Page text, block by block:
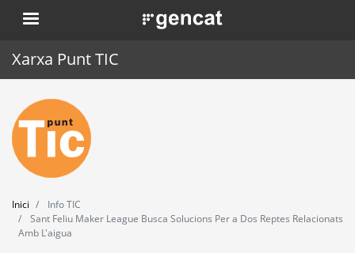
Vés
al
. Obre en una nova finestra.
Xarxa Punt TIC
Inici
Punt TIC
Actualitat
Agenda
Inici
Info TIC
Sant Feliu Maker League Busca Solucions Per a Dos Reptes Relacionats
Amb L'aigua